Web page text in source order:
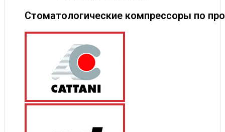
Стоматологические компрессоры по